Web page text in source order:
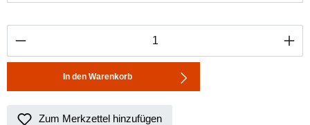
Produkt Anzahl: Gib den gewünschten
In den Warenkorb
Zum Merkzettel hinzufügen